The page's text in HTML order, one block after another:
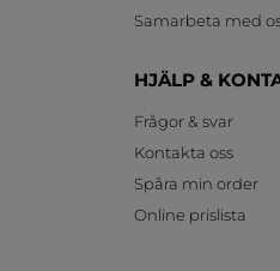
Samarbeta med
HJÄLP &
Frågor & svar
Kontakta oss
Spåra min order
Online prislista